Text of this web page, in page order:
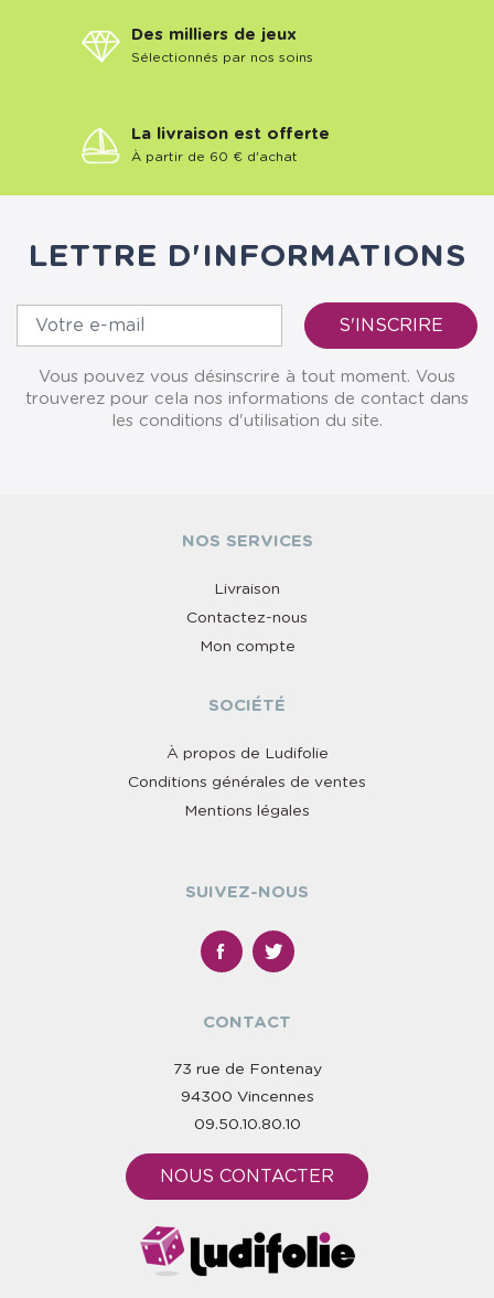
Des milliers de jeux
Sélectionnés par nos soins
La livraison est offerte
À partir de 60 € d'achat
LETTRE D'INFORMATIONS
Vous pouvez vous désinscrire à tout moment. Vous
trouverez pour cela nos informations de contact dans
les conditions d'utilisation du site.
NOS SERVICES
Livraison
Contactez-nous
Mon compte
SOCIÉTÉ
À propos de Ludifolie
Conditions générales de ventes
Mentions légales
SUIVEZ-NOUS
CONTACT
73 rue de Fontenay
94300 Vincennes
09.50.10.80.10
NOUS CONTACTER